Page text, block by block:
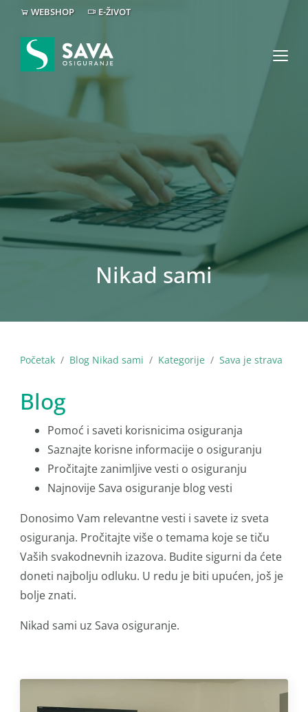
WEBSHOP E-ŽIVOT
Nikad sami
Početak Blog Nikad sami Kategorije Sava je strava
Blog
Pomoć i saveti korisnicima osiguranja
Saznajte korisne informacije o osiguranju
Pročitajte zanimljive vesti o osiguranju
Najnovije Sava osiguranje blog vesti
Donosimo Vam relevantne vesti i savete iz sveta
osiguranja. Pročitajte više o temama koje se tiču
Vaših svakodnevnih izazova. Budite sigurni da ćete
doneti najbolju odluku. U redu je biti upućen, još je
bolje znati.
Nikad sami uz Sava osiguranje.